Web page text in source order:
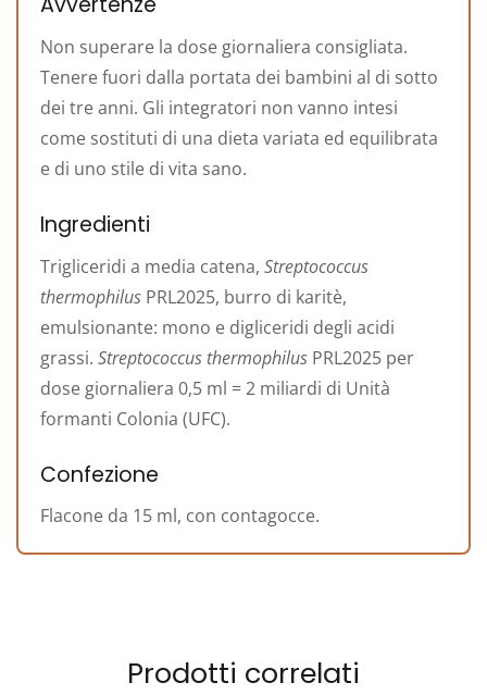
Non superare la dose giornaliera consigliata.
Tenere fuori dalla portata dei bambini al di sotto
dei tre anni. Gli integratori non vanno intesi
come sostituti di una dieta variata ed equilibrata
e di uno stile di vita sano.
Ingredienti
Trigliceridi a media catena, Streptococcus
thermophilus PRL2025, burro di karitè,
emulsionante: mono e digliceridi degli acidi
grassi. Streptococcus thermophilus PRL2025 per
dose giornaliera 0,5 ml = 2 miliardi di Unità
formanti Colonia (UFC).
Confezione
Flacone da 15 ml, con contagocce.
Prodotti correlati